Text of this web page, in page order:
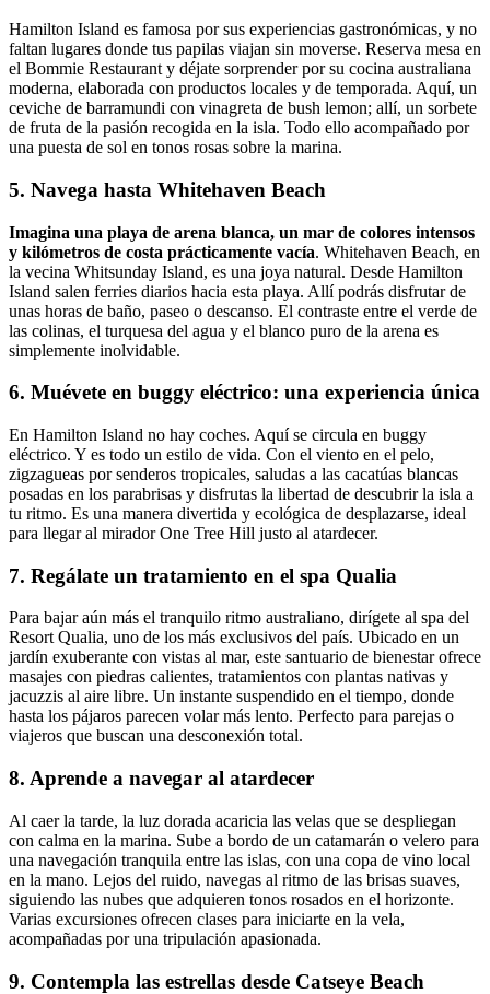
Hamilton Island es famosa por sus experiencias gastronómicas, y no
faltan lugares donde tus papilas viajan sin moverse. Reserva mesa en
el Bommie Restaurant y déjate sorprender por su cocina australiana
moderna, elaborada con productos locales y de temporada. Aquí, un
ceviche de barramundi con vinagreta de bush lemon; allí, un sorbete
de fruta de la pasión recogida en la isla. Todo ello acompañado por
una puesta de sol en tonos rosas sobre la marina.
5. Navega hasta Whitehaven Beach
Imagina una playa de arena blanca, un mar de colores intensos
y kilómetros de costa prácticamente vacía. Whitehaven Beach, en
la vecina Whitsunday Island, es una joya natural. Desde Hamilton
Island salen ferries diarios hacia esta playa. Allí podrás disfrutar de
unas horas de baño, paseo o descanso. El contraste entre el verde de
las colinas, el turquesa del agua y el blanco puro de la arena es
simplemente inolvidable.
6. Muévete en buggy eléctrico: una experiencia única
En Hamilton Island no hay coches. Aquí se circula en buggy
eléctrico. Y es todo un estilo de vida. Con el viento en el pelo,
zigzagueas por senderos tropicales, saludas a las cacatúas blancas
posadas en los parabrisas y disfrutas la libertad de descubrir la isla a
tu ritmo. Es una manera divertida y ecológica de desplazarse, ideal
para llegar al mirador One Tree Hill justo al atardecer.
7. Regálate un tratamiento en el spa Qualia
Para bajar aún más el tranquilo ritmo australiano, dirígete al spa del
Resort Qualia, uno de los más exclusivos del país. Ubicado en un
jardín exuberante con vistas al mar, este santuario de bienestar ofrece
masajes con piedras calientes, tratamientos con plantas nativas y
jacuzzis al aire libre. Un instante suspendido en el tiempo, donde
hasta los pájaros parecen volar más lento. Perfecto para parejas o
viajeros que buscan una desconexión total.
8. Aprende a navegar al atardecer
Al caer la tarde, la luz dorada acaricia las velas que se despliegan
con calma en la marina. Sube a bordo de un catamarán o velero para
una navegación tranquila entre las islas, con una copa de vino local
en la mano. Lejos del ruido, navegas al ritmo de las brisas suaves,
siguiendo las nubes que adquieren tonos rosados en el horizonte.
Varias excursiones ofrecen clases para iniciarte en la vela,
acompañadas por una tripulación apasionada.
9. Contempla las estrellas desde Catseye Beach